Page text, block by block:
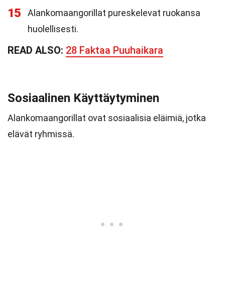
15
Alankomaangorillat pureskelevat ruokansa
huolellisesti.
READ ALSO: 28 Faktaa Puuhaikara
Sosiaalinen Käyttäytyminen
Alankomaangorillat ovat sosiaalisia eläimiä, jotka
elävät ryhmissä.